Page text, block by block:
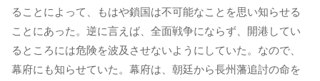
ることによって、もはや鎖国は不可能なことを思い知らせる
ことにあった。逆に言えば、全面戦争にならず、開港してい
るところには危険を波及させないようにしていた。なので、
幕府にも知らせていた。幕府は、朝廷から長州藩追討の命を